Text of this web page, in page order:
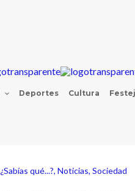
Deportes Cultura
¿Sabías qué...?, Noticias, Sociedad